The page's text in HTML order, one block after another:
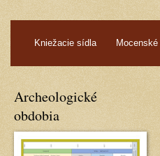
Kniežacie sídla
Archeologické
obdobia